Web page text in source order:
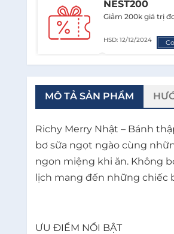
NEST200
Giảm 200k giá trị
HSD: 12/12/2024
MÔ TẢ SẢN PHẨM
Richy Merry Nhật – Bánh
bơ sữa ngọt ngào cùng
ngon miệng khi ăn. Không
lịch mang đến những chiếc
ƯU ĐIỂM NỔI BẬT